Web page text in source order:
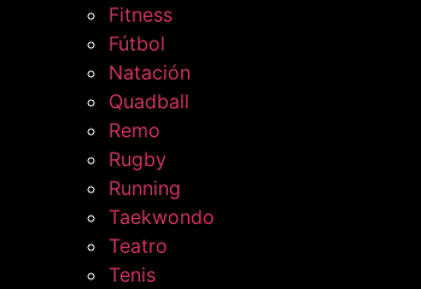
Fitness
Fútbol
Natación
Quadball
Remo
Rugby
Running
Taekwondo
Teatro
Tenis